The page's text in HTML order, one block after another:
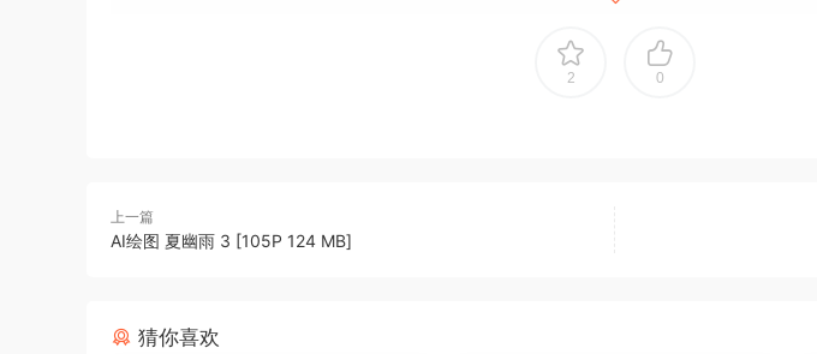
2 0
上一篇
AI绘图 夏幽雨 3 [105P 124 MB]
猜你喜欢